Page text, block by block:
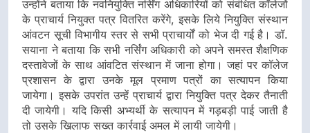
उन्होंने बताया कि नवनियुक्ति नर्सिंग अधिकारियों को संबंधित कॉलेजों
के प्राचार्य नियुक्त पत्र वितरित करेंगे, इसके लिये नियुक्ति संस्थान
आंवटन सूची विभागीय स्तर से सभी प्राचार्यों को भेज दी गई है। डॉ.
सयाना ने बताया कि सभी नर्सिंग अधिकारी को अपने समस्त शैक्षणिक
दस्तावेजों के साथ आंवटित संस्थान में जाना होगा। जहां पर कॉलेज
प्रशासन के द्वारा उनके मूल प्रमाण पत्रों का सत्यापन किया
जायेगा। इसके उपरांत उन्हें प्राचार्य द्वारा नियुक्ति पत्र देकर तैनाती
दी जायेगी। यदि किसी अभ्यर्थी के सत्यापन में गड़बड़ी पाई जाती है
तो उसके खिलाफ सख्त कार्रवाई अमल में लायी जायेगी।